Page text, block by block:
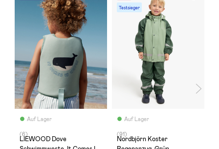
Auf Lager
(6)
LIEWOOD Dove
Testsieger
Auf Lager
(91)
Nordbjörn Koster